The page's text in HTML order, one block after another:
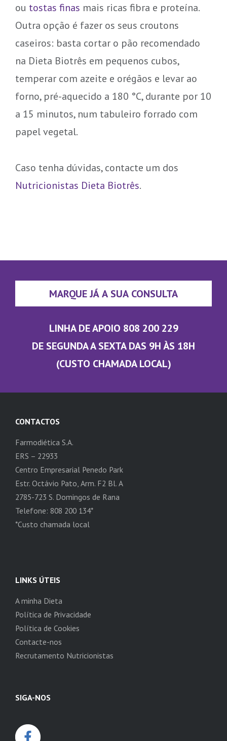
ou tostas finas mais ricas fibra e proteína.
Outra opção é fazer os seus croutons
caseiros: basta cortar o pão recomendado
na Dieta Biotrês em pequenos cubos,
temperar com azeite e orégãos e levar ao
forno, pré-aquecido a 180 °C, durante por 10
a 15 minutos, num tabuleiro forrado com
papel vegetal.
Caso tenha dúvidas, contacte um dos
Nutricionistas Dieta Biotrês.
MARQUE JÁ A SUA CONSULTA
LINHA DE APOIO 808 200 229
DE SEGUNDA A SEXTA DAS 9H ÀS 18H
(CUSTO CHAMADA LOCAL)
CONTACTOS
Farmodiética S.A.
ERS – 22933
Centro Empresarial Penedo Park
Estr. Octávio Pato, Arm. F2 Bl. A
2785-723 S. Domingos de Rana
Telefone: 808 200 134*
*Custo chamada local
LINKS ÚTEIS
A minha Dieta
Política de Privacidade
Política de Cookies
Contacte-nos
Recrutamento Nutricionistas
SIGA-NOS